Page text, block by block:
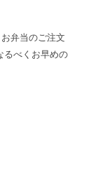
弁当のご注文
るべくお早めの